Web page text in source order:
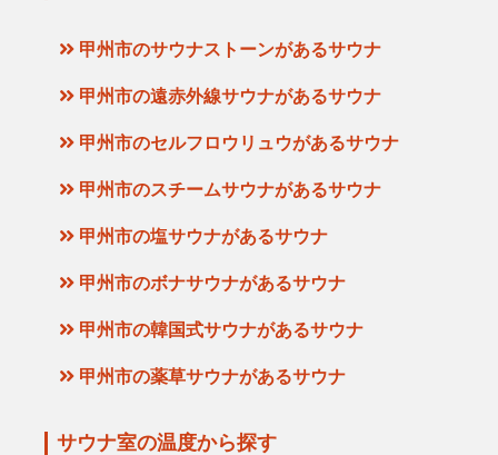
甲州市のサウナストーンがあるサウナ
甲州市の遠赤外線サウナがあるサウナ
甲州市のセルフロウリュウがあるサウナ
甲州市のスチームサウナがあるサウナ
甲州市の塩サウナがあるサウナ
甲州市のボナサウナがあるサウナ
甲州市の韓国式サウナがあるサウナ
甲州市の薬草サウナがあるサウナ
サウナ室の温度から探す